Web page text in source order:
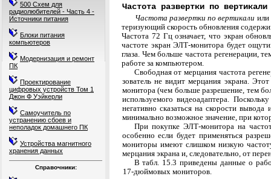
500 Схем для
радиолюбителей - Часть 4 -
Источники питания
Блоки питания
компьютеров
Модернизация и ремонт
ПК
Проектирование
цифровых устройств Том 1
Джон Ф Уэйкерли
Самоучитель по
устранению сбоев и
неполадок домашнего ПК
Устройства магнитного
хранения данных
Справочники:
Частота развертки по вертикали
Частота развертки по вертикали или
теризующий скорость обновления
Частота 72 Гц означает, что экран
частоте экран ЭЛТ-монитора будет
глаза. Чем больше частота регенерации,
работе за компьютером.
Свободная от мерцания частота
зователь не видит мерцания экрана.
монитора (чем больше разрешение, тем
используемого видеоадаптера.
негативно сказаться на скорости
минимально возможное значение, при
При покупке ЭЛТ-монитора на
особенно если будет применяться
мониторы имеют слишком низкую
мерцания экрана и, следовательно, от
В табл. 15.3 приведены данные о
17-дюймовых мониторов.